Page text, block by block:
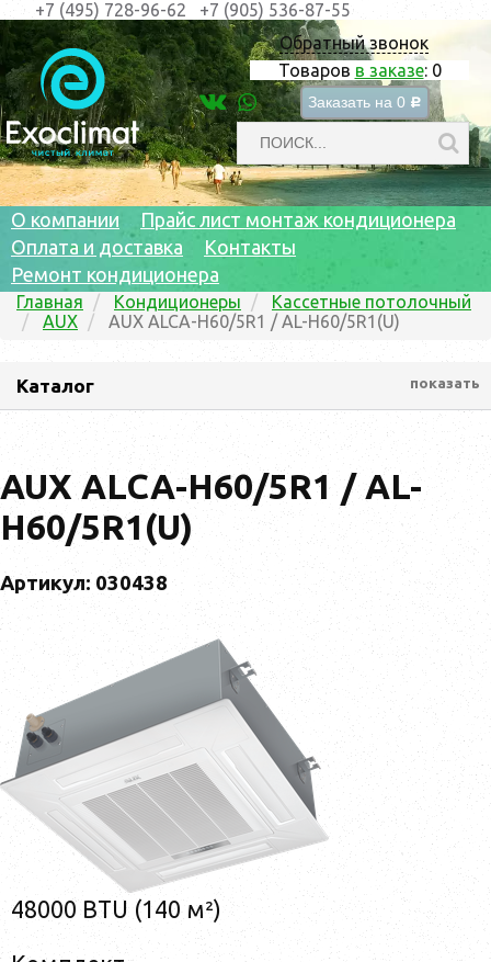
Обратный звонок
Товаров в заказе: 0
Заказать на 0 c
+7 (495) 728-96-62 +7 (905) 536-87-55
О компании
Прайс лист монтаж кондиционера
Оплата и доставка
Контакты
Ремонт кондиционера
Главная Кондиционеры
Кассетные потолочный
AUX
AUX ALCA-H60/5R1 / AL-H60/5R1(U)
Каталог показать
AUX ALCA-H60/5R1 / AL-
H60/5R1(U)
Артикул: 030438
48000 BTU (140 м²)